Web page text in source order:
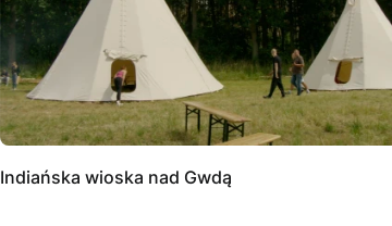
Indiańska wioska nad Gwdą